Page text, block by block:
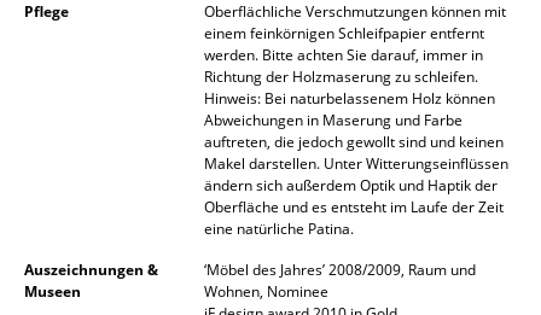
Nachttische & Bettzubehör
Uhren
Pflege
Oberflächliche Verschmutzungen können mit
einem feinkörnigen Schleifpapier entfernt
werden. Bitte achten Sie darauf, immer in
Richtung der Holzmaserung zu schleifen.
Hinweis: Bei naturbelassenem Holz können
Abweichungen in Maserung und Farbe
auftreten, die jedoch gewollt sind und keinen
Makel darstellen. Unter Witterungseinflüssen
ändern sich außerdem Optik und Haptik der
Oberfläche und es entsteht im Laufe der Zeit
eine natürliche Patina.
Auszeichnungen &
Museen
‘Möbel des Jahres’ 2008/2009, Raum und
Wohnen, Nominee